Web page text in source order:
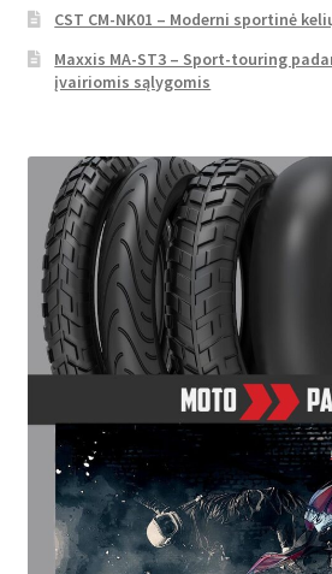
CST CM-NK01 – Moderni sportinė
Maxxis MA-ST3 – Sport-touring
įvairiomis sąlygomis